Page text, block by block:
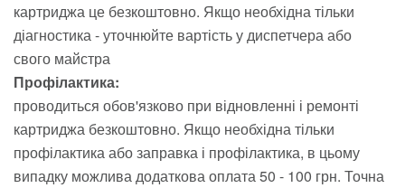
картриджа це безкоштовно. Якщо необхідна тільки
діагностика - уточнюйте вартість у диспетчера або
свого майстра
Профілактика:
проводиться обов'язково при відновленні і ремонті
картриджа безкоштовно. Якщо необхідна тільки
профілактика або заправка і профілактика, в цьому
випадку можлива додаткова оплата 50 - 100 грн. Точна